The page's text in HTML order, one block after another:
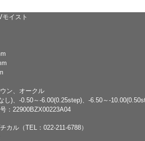
イスト
ン、オークル
し)、-0.50～-6.00(0.25step)、-6.50～-
：22900BZX00223A04
カル（TEL：022-211-6788）